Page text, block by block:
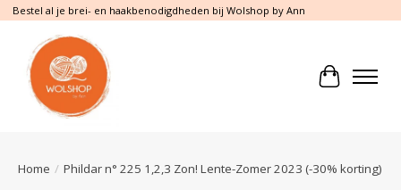
Bestel al je brei- en haakbenodigdheden bij Wolshop by Ann
Home / Phildar n° 225 1,2,3 Zon! Lente-Zomer 2023 (-30% korting)